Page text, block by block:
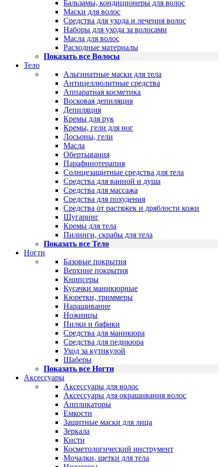
Бальзамы, кондиционеры для волос
Маски для волос
Средства для ухода и лечения волос
Наборы для ухода за волосами
Масла для волос
Расходные материалы
Показать все Волосы
Тело
Альгинатные маски для тела
Антицеллюлитные средства
Аппаратная косметика
Восковая депиляция
Депиляция
Кремы для рук
Кремы, гели для ног
Лосьоны, гели
Масла
Обертывания
Парафинотерапия
Солнцезащитные средства для тела
Средства для ванной и душа
Средства для массажа
Средства для похудения
Средства от растяжек и дряблости кожи
Шугаринг
Кремы для тела
Пилинги, скрабы для тела
Показать все Тело
Ногти
Базовые покрытия
Верхние покрытия
Книпсеры
Кусачки маникюрные
Кюретки, триммеры
Наращивание
Ножницы
Пилки и бафики
Средства для маникюра
Средства для педикюра
Уход за кутикулой
Шаберы
Показать все Ногти
Аксессуары
Аксессуары для волос
Аксессуары для окрашивания волос
Аппликаторы
Емкости
Защитные маски для лица
Зеркала
Кисти
Косметологический инструмент
Мочалки, щетки для тела